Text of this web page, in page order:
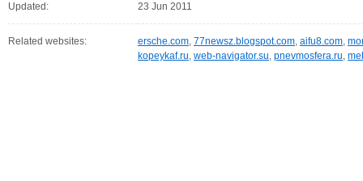
Updated: 23 Jun 2011
Related websites: ersche.com, 77newsz.blogspot.com, aifu8.com,
kopeykaf.ru, web-navigator.su, pnevmosfera.ru,